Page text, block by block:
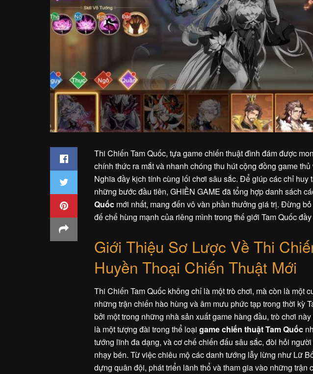
Thi Chiến Tam Quốc, tựa game chiến thuật đình đám được
chính thức ra mắt và nhanh chóng thu hút cộng đồng game
Nghĩa đầy kịch tính cùng lối chơi sâu sắc. Để giúp các chỉ huy
những bước đầu tiên, GHIỀN GAME đã tổng hợp danh sách
Quốc mới nhất, mang đến vô vàn phần thưởng giá trị. Đừng
đế chế hùng mạnh của riêng mình trong thế giới Tam Quốc
Giới Thiệu Sơ Lược Về Thi
Huyền Thoại Chiến Thuật Mới
Thi Chiến Tam Quốc không chỉ là một trò chơi, mà còn là một
những trận chiến hào hùng và âm mưu phức tạp trong thời kỳ
bởi một trong những nhà sản xuất game hàng đầu, trò chơi
là một tượng đài trong thể loại game chiến thuật Tam Quốc
tướng lĩnh đa dạng, và cơ chế chiến đấu sâu sắc, đòi hỏi
nhạy bén. Từ việc chiêu mộ các danh tướng lẫy lừng như Lữ
dựng quân đội, phát triển lãnh thổ và tham gia vào những trận